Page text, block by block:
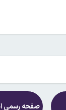
صفحه رسمی